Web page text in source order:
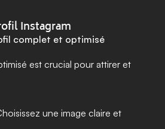
Instagram
complet et optimisé
est crucial pour attirer et
une image claire et